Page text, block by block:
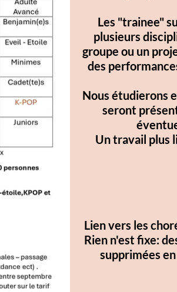
Les "trainee" suivent un
plusieurs discipline intense
groupe ou un projet solo et
des performances scéniques
plutôt
Nous étudierons et mettrons en
seront présentées sur scène
éventuellement
Un travail plus libre sur une
Lien vers les chorégraphies de
Rien n'est fixe: des
supprimées en fonction des